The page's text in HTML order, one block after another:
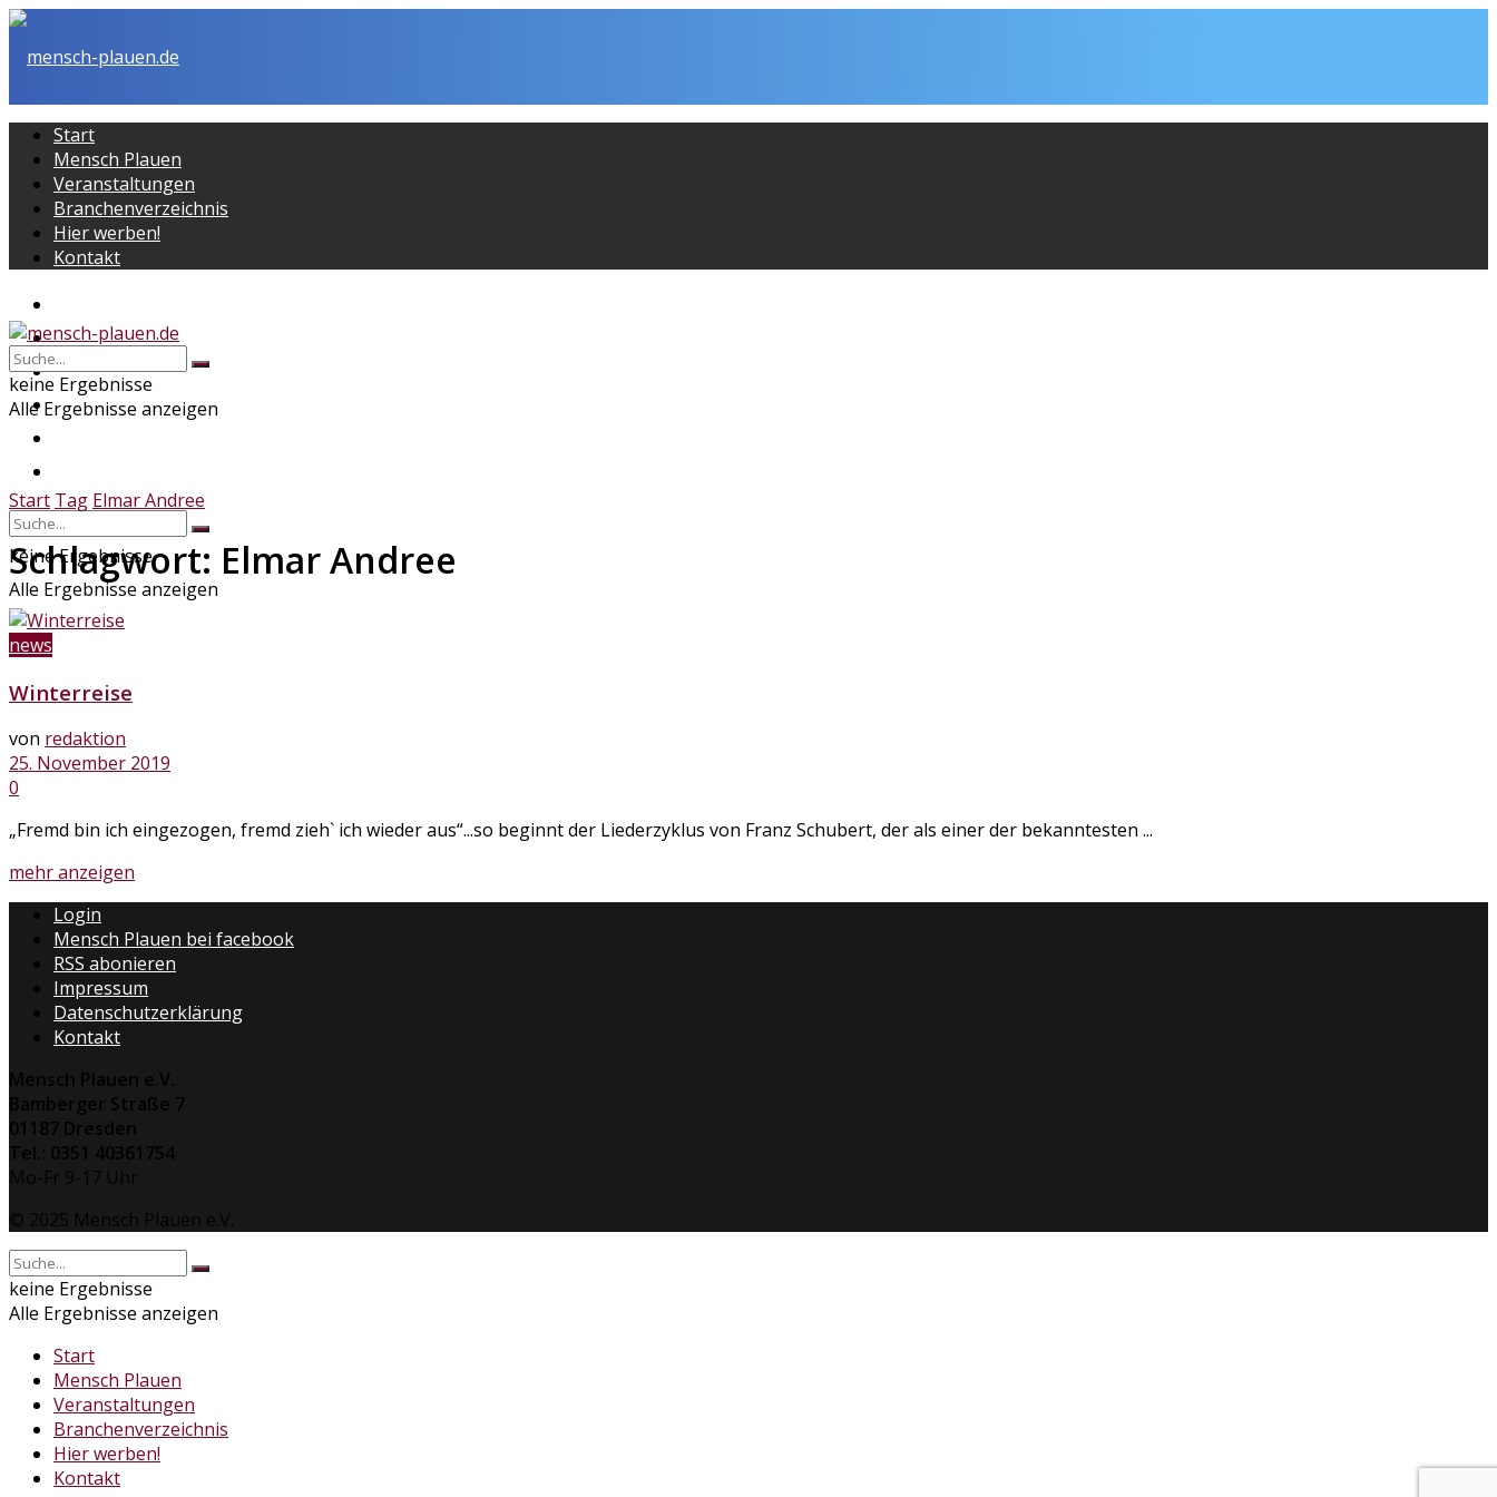
Start
Mensch Plauen
Veranstaltungen
Branchenverzeichnis
Hier werben!
Kontakt
Mensch Plauen
Veranstaltungen
Branchenverzeichnis
keine Ergebnisse
Alle Ergebnisse anzeigen
keine Ergebnisse
Alle Ergebnisse anzeigen
Start Tag Elmar Andree
Schlagwort: Elmar Andree
news
Winterreise
von redaktion
25. November 2019
0
„Fremd bin ich eingezogen, fremd zieh` ich wieder aus“...so beginnt der Liederzyklus von Franz Schubert, der als einer der bekanntesten ...
mehr anzeigen
Login
Mensch Plauen bei facebook
RSS abonieren
Impressum
Datenschutzerklärung
Kontakt
Mensch Plauen e.V.
Bamberger Straße 7
01187 Dresden
Tel.: 0351 40361754
Mo-Fr 9-17 Uhr
© 2025 Mensch Plauen e.V.
keine Ergebnisse
Alle Ergebnisse anzeigen
Start
Mensch Plauen
Veranstaltungen
Branchenverzeichnis
Hier werben!
Kontakt